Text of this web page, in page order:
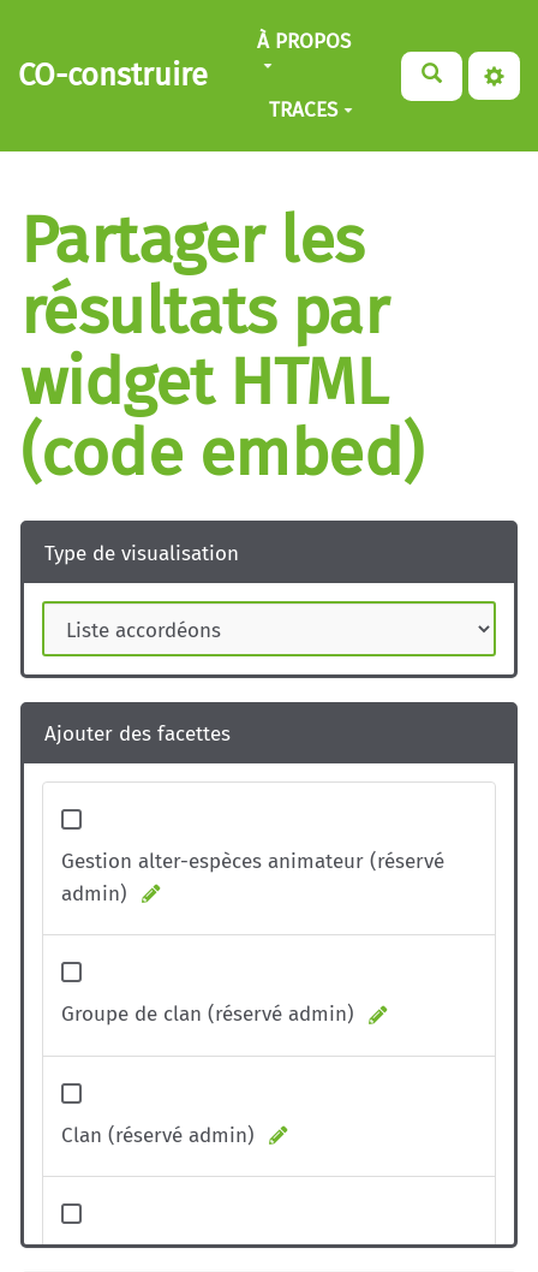
Aller au contenu principal
CO-construire
À PROPOS
TRACES
Partager les
résultats par
widget HTML
(code embed)
Type de visualisation
Ajouter des facettes
Gestion alter-espèces animateur (réservé
admin)
Groupe de clan (réservé admin)
Clan (réservé admin)
Vous êtes (principalement)